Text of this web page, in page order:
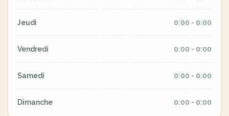
Jeudi 0:00 - 0:00
Vendredi 0:00 - 0:00
Samedi 0:00 - 0:00
Dimanche 0:00 - 0:00